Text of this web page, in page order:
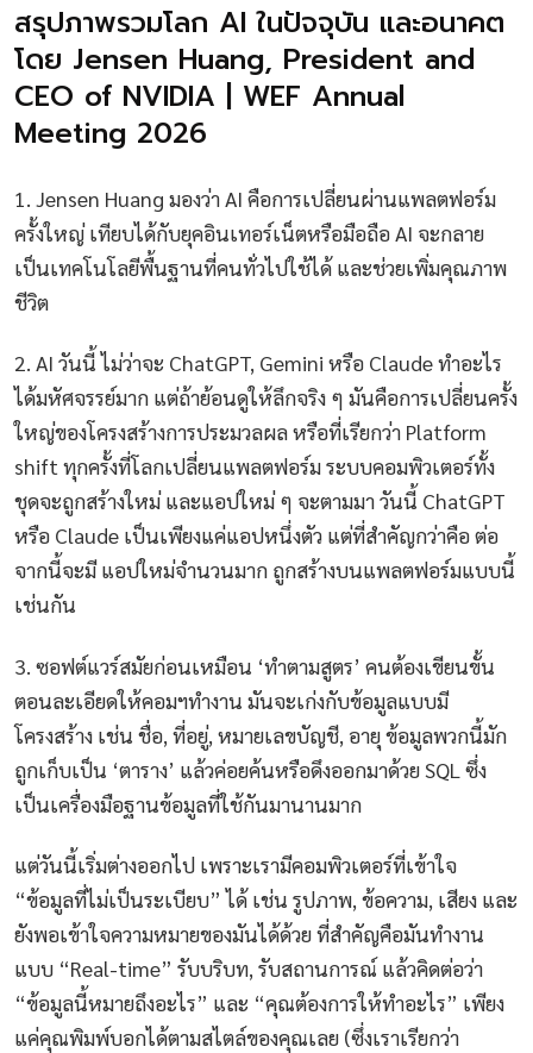
สรุปภาพรวมโลก AI ในปัจจุบัน และอนาคต
โดย Jensen Huang, President and
CEO of NVIDIA | WEF Annual
Meeting 2026
1. Jensen Huang มองว่า AI คือการเปลี่ยนผ่านแพลตฟอร์ม
ครั้งใหญ่ เทียบได้กับยุคอินเทอร์เน็ตหรือมือถือ AI จะกลาย
เป็นเทคโนโลยีพื้นฐานที่คนทั่วไปใช้ได้ และช่วยเพิ่มคุณภาพ
ชีวิต
2. AI วันนี้ ไม่ว่าจะ ChatGPT, Gemini หรือ Claude ทำอะไร
ได้มหัศจรรย์มาก แต่ถ้าย้อนดูให้ลึกจริง ๆ มันคือการเปลี่ยนครั้ง
ใหญ่ของโครงสร้างการประมวลผล หรือที่เรียกว่า Platform
shift ทุกครั้งที่โลกเปลี่ยนแพลตฟอร์ม ระบบคอมพิวเตอร์ทั้ง
ชุดจะถูกสร้างใหม่ และแอปใหม่ ๆ จะตามมา วันนี้ ChatGPT
หรือ Claude เป็นเพียงแค่แอปหนึ่งตัว แต่ที่สำคัญกว่าคือ ต่อ
จากนี้จะมี แอปใหม่จำนวนมาก ถูกสร้างบนแพลตฟอร์มแบบนี้
เช่นกัน
3. ซอฟต์แวร์สมัยก่อนเหมือน ‘ทำตามสูตร’ คนต้องเขียนขั้น
ตอนละเอียดให้คอมฯทำงาน มันจะเก่งกับข้อมูลแบบมี
โครงสร้าง เช่น ชื่อ, ที่อยู่, หมายเลขบัญชี, อายุ ข้อมูลพวกนี้มัก
ถูกเก็บเป็น ‘ตาราง’ แล้วค่อยค้นหรือดึงออกมาด้วย SQL ซึ่ง
เป็นเครื่องมือฐานข้อมูลที่ใช้กันมานานมาก
แต่วันนี้เริ่มต่างออกไป เพราะเรามีคอมพิวเตอร์ที่เข้าใจ
“ข้อมูลที่ไม่เป็นระเบียบ” ได้ เช่น รูปภาพ, ข้อความ, เสียง และ
ยังพอเข้าใจความหมายของมันได้ด้วย ที่สำคัญคือมันทำงาน
แบบ “Real-time” รับบริบท, รับสถานการณ์ แล้วคิดต่อว่า
“ข้อมูลนี้หมายถึงอะไร” และ “คุณต้องการให้ทำอะไร” เพียง
แค่คุณพิมพ์บอกได้ตามสไตล์ของคุณเลย (ซึ่งเราเรียกว่า